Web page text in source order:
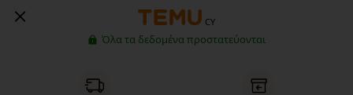
CY
Όλα τα δεδομένα προστατεύονται